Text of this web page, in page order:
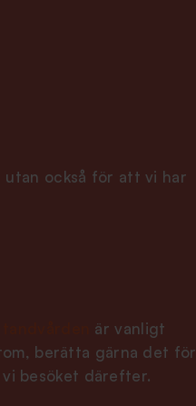
också för att vi har
är vanligt
berätta gärna det för
besöket därefter.